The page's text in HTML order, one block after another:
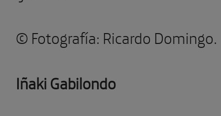
© Fotografía: Ricardo Domingo.
Iñaki Gabilondo